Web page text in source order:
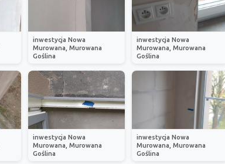
inwestycja Nowa
Murowana, Murowana
Goślina
inwestycja Nowa
Murowana, Murowana
Goślina
inwestycja Nowa
Murowana, Murowana
Goślina
inwestycja Nowa
Murowana, Murowana
Goślina